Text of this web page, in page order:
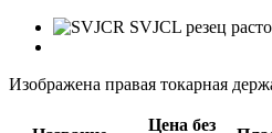
Изображена правая токарная
Цена без